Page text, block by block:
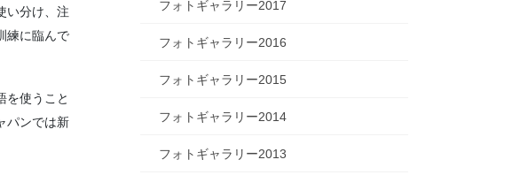
い分け、注
練に臨んで
を使うこと
パンでは新
フォトギャラリー2017
フォトギャラリー2016
フォトギャラリー2015
フォトギャラリー2014
フォトギャラリー2013